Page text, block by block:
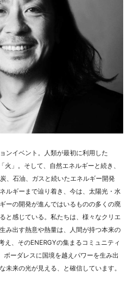
ンイベント。人類が最初に利用した
火」。そして、自然エネルギーと続き、
、石油、ガスと続いたエネルギー開発
ルギーまで辿り着き、今は、太陽光・水
ーの開発が進んではいるものの多くの廃
と感じている。私たちは、様々なクリエ
み出す熱意や熱量は、人間が持つ本来の
え、そのENERGYの集まるコミュニティ
ボーダレスに国境を越えパワーを生み出
未来の光が見える、と確信しています。